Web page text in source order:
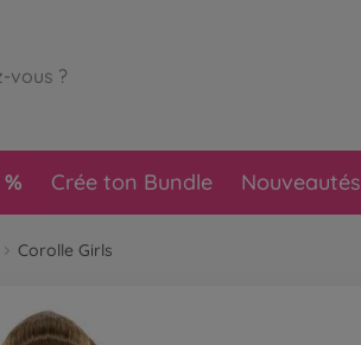
Crée ton Bundle Nouveautés
Corolle Girls